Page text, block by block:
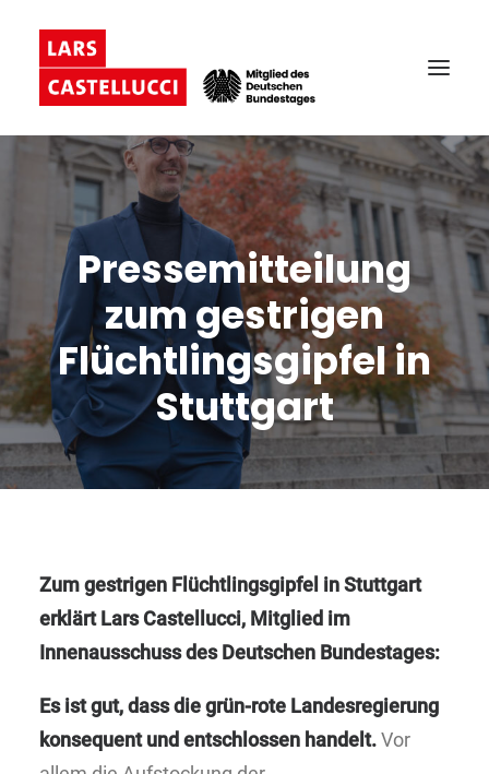
Pressemitteilung
zum gestrigen
Flüchtlingsgipfel in
Stuttgart
Zum gestrigen Flüchtlingsgipfel in Stuttgart
erklärt Lars Castellucci, Mitglied im
Innenausschuss des Deutschen Bundestages:
Es ist gut, dass die grün-rote Landesregierung
konsequent und entschlossen handelt.Vor